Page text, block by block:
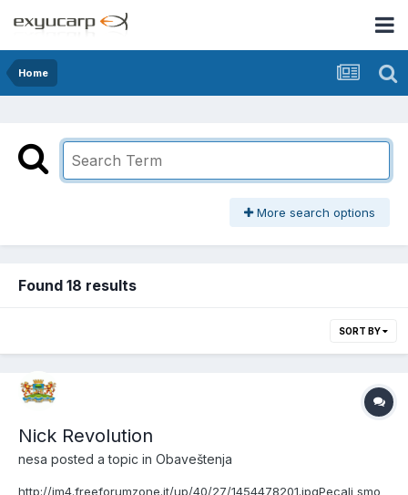
Home
More search options
Found 18 results
SORT BY
Nick Revolution
nesa posted a topic in Obaveštenja
http://im4.freeforumzone.it/up/40/27/1454478201.jpgPecali smo